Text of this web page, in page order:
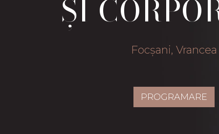
ȘI
Focșani, Vrancea
PROGRAMARE